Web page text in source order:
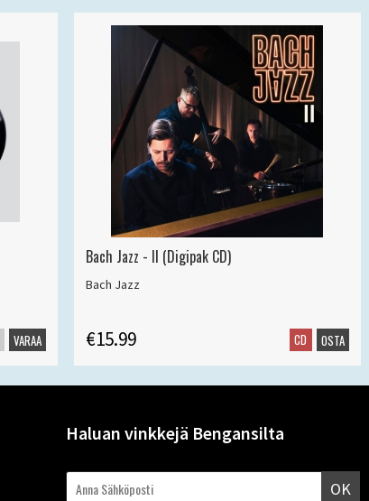
VARAA
Bach Jazz - II (Digipak CD)
Bach Jazz
€15.99 CD OSTA
Haluan vinkkejä Bengansilta
OK